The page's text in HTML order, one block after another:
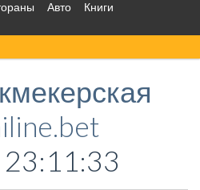
Авто Книги